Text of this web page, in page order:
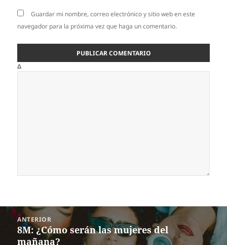
Guardar mi nombre, correo electrónico y sitio web en este
navegador para la próxima vez que haga un comentario.
Δ
Navegación
entradas
ANTERIOR
Entrada
anterior:
8M: ¿Cómo serán las mujeres del
mañana?